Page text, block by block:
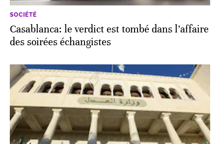
SOCIÉTÉ
Casablanca: le verdict est tombé dans l’affaire
des soirées échangistes